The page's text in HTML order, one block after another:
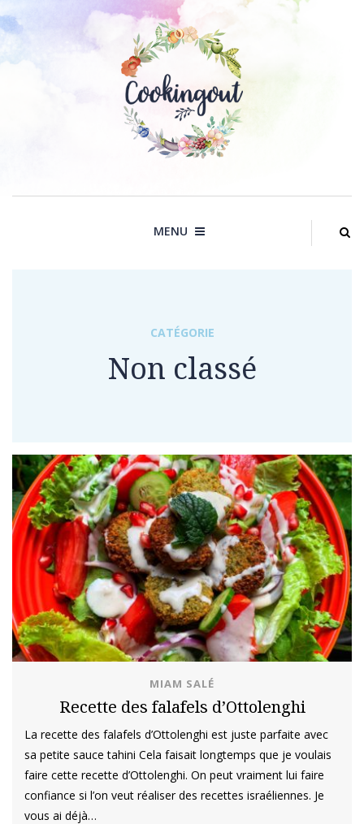
to
MENU
CATÉGORIE
Non classé
MIAM SALÉ
Recette des falafels d’Ottolenghi
La recette des falafels d’Ottolenghi est juste parfaite avec
sa petite sauce tahini Cela faisait longtemps que je voulais
faire cette recette d’Ottolenghi. On peut vraiment lui faire
confiance si l’on veut réaliser des recettes israéliennes. Je
vous ai déjà…